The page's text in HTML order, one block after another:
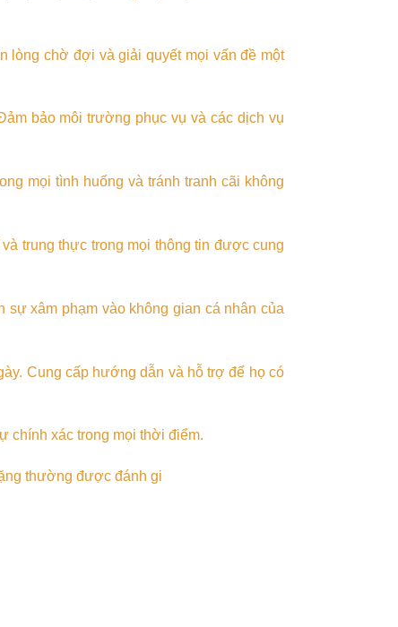
lòng chờ đợi và giải quyết mọi vấn đề một
bảo môi trường phục vụ và các dịch vụ
mọi tình huống và tránh tranh cãi không
trung thực trong mọi thông tin được cung
sự xâm phạm vào không gian cá nhân của
Cung cấp hướng dẫn và hỗ trợ để họ có
chính xác trong mọi thời điểm.
thường được đánh gi